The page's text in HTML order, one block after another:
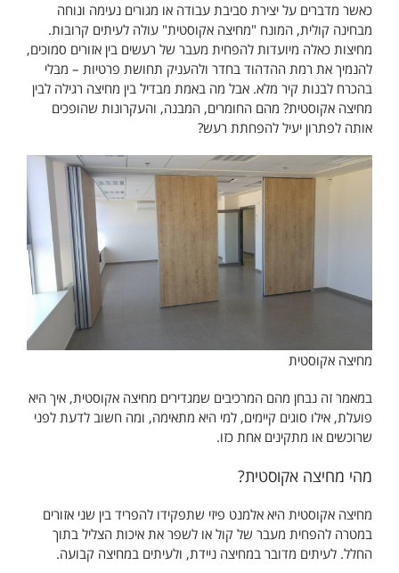
כאשר מדברים על יצירת סביבת עבודה או מגורים נעימה ונוחה
מבחינה קולית, המונח "מחיצה אקוסטית" עולה לעיתים קרובות.
מחיצות כאלה מיועדות להפחית מעבר של רעשים בין אזורים סמוכים,
להנמיך את רמת ההדהוד בחדר ולהעניק תחושת פרטיות – מבלי
בהכרח לבנות קיר מלא. אבל מה באמת מבדיל בין מחיצה רגילה לבין
מחיצה אקוסטית? מהם החומרים, המבנה, והעקרונות שהופכים
אותה לפתרון יעיל להפחתת רעש?
מחיצה אקוסטית
במאמר זה נבחן מהם המרכיבים שמגדירים מחיצה אקוסטית, איך היא
פועלת, אילו סוגים קיימים, למי היא מתאימה, ומה חשוב לדעת לפני
שרוכשים או מתקינים אחת כזו.
מהי מחיצה אקוסטית?
מחיצה אקוסטית היא אלמנט פיזי שתפקידו להפריד בין שני אזורים
במטרה להפחית מעבר של קול או לשפר את איכות הצליל בתוך
החלל. לעיתים מדובר במחיצה ניידת, ולעיתים במחיצה קבועה.